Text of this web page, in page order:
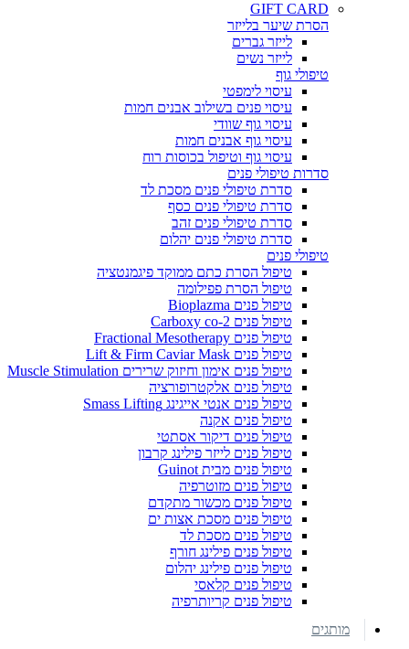
GIFT CARD
הסרת שיער בלייזר
לייזר גברים
לייזר נשים
טיפולי גוף
עיסוי לימפטי
עיסוי פנים בשילוב אבנים חמות
עיסוי גוף שוודי
עיסוי גוף אבנים חמות
עיסוי גוף וטיפול בכוסות רוח
סדרות טיפולי פנים
סדרת טיפולי פנים מסכת לד
סדרת טיפולי פנים כסף
סדרת טיפולי פנים זהב
סדרת טיפולי פנים יהלום
טיפולי פנים
טיפול הסרת כתם ממוקד פיגמנטציה
טיפול הסרת פפילומה
טיפול פנים Bioplazma
טיפול פנים Carboxy co-2
טיפול פנים Fractional Mesotherapy
טיפול פנים Lift & Firm Caviar Mask
טיפול פנים אימון וחיזוק שרירים Muscle Stimulation
טיפול פנים אלקטרופורציה
טיפול פנים אנטי אייגינג Smass Lifting
טיפול פנים אקנה
טיפול פנים דיקור אסתטי
טיפול פנים לייזר פילינג קרבון
טיפול פנים מבית Guinot
טיפול פנים מזוטרפיה
טיפול פנים מכשור מתקדם
טיפול פנים מסכת אצות ים
טיפול פנים מסכת לד
טיפול פנים פילינג חורף
טיפול פנים פילינג יהלום
טיפול פנים קלאסי
טיפול פנים קריותרפיה
מותגים